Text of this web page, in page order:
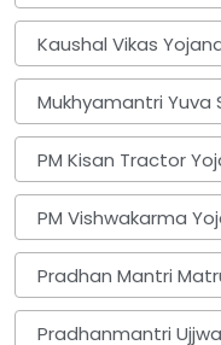
Kaushal Vikas
Mukhyamantri Yuva
PM Kisan Tractor
PM Vishwakarma
Pradhan Mantri
Pradhanmantri